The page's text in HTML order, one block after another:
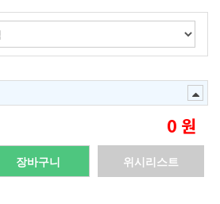
0 원
장바구니 위시리스트